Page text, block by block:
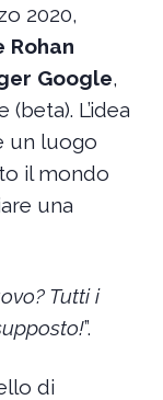
2020,
Rohan
Google,
L’idea
un luogo
il mondo
una
Tutti i
”.
di